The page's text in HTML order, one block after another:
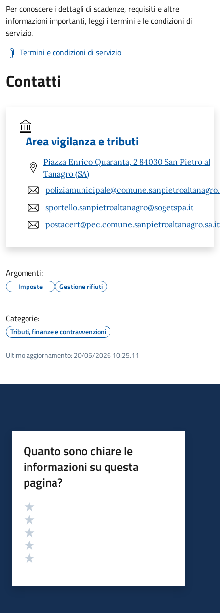
Per conoscere i dettagli di scadenze, requisiti e altre
informazioni importanti, leggi i termini e le condizioni di
servizio.
Termini e condizioni di servizio
Contatti
Area vigilanza e tributi
Piazza Enrico Quaranta, 2 84030 San Pietro al
Tanagro (SA)
sportello.sanpietroaltanagro@sogetspa.it
postacert@pec.comune.sanpietroaltanagro.sa.it
Argomenti:
Imposte Gestione rifiuti
Categorie:
Tributi, finanze e contravvenzioni
Ultimo aggiornamento: 20/05/2026 10:25.11
Quanto sono chiare le
informazioni su questa
pagina?
Valutazione